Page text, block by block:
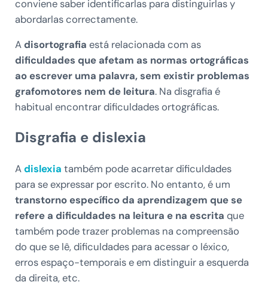
conviene saber identificarlas para distinguirlas y
abordarlas correctamente.
A disortografia está relacionada com as
dificuldades que afetam as normas ortográficas
ao escrever uma palavra, sem existir problemas
grafomotores nem de leitura. Na disgrafia é
habitual encontrar dificuldades ortográficas.
Disgrafia e dislexia
Adislexia também pode acarretar dificuldades
para se expressar por escrito. No entanto, é um
transtorno específico da aprendizagem que se
refere a dificuldades na leitura e na escrita que
também pode trazer problemas na compreensão
do que se lê, dificuldades para acessar o léxico,
erros espaço-temporais e em distinguir a esquerda
da direita, etc.